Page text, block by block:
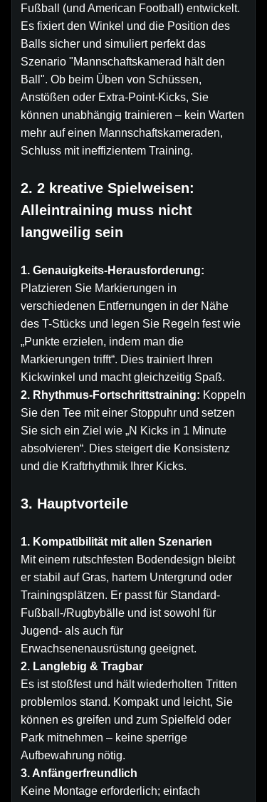
Fußball (und American Football) entwickelt.
Es fixiert den Winkel und die Position des
Balls sicher und simuliert perfekt das
Szenario "Mannschaftskamerad hält den
Ball". Ob beim Üben von Schüssen,
Anstößen oder Extra-Point-Kicks, Sie
können unabhängig trainieren – kein Warten
mehr auf einen Mannschaftskameraden,
Schluss mit ineffizientem Training.
2. 2 kreative Spielweisen:
Alleintraining muss nicht
langweilig sein
1. Genauigkeits-Herausforderung:
Platzieren Sie Markierungen in
verschiedenen Entfernungen in der Nähe
des T-Stücks und legen Sie Regeln fest wie
„Punkte erzielen, indem man die
Markierungen trifft“. Dies trainiert Ihren
Kickwinkel und macht gleichzeitig Spaß.
2. Rhythmus-Fortschrittstraining: Koppeln
Sie den Tee mit einer Stoppuhr und setzen
Sie sich ein Ziel wie „N Kicks in 1 Minute
absolvieren“. Dies steigert die Konsistenz
und die Kraftrhythmik Ihrer Kicks.
3. Hauptvorteile
1. Kompatibilität mit allen Szenarien
Mit einem rutschfesten Bodendesign bleibt
er stabil auf Gras, hartem Untergrund oder
Trainingsplätzen. Er passt für Standard-
Fußball-/Rugbybälle und ist sowohl für
Jugend- als auch für
Erwachsenenausrüstung geeignet.
2. Langlebig & Tragbar
Es ist stoßfest und hält wiederholten Tritten
problemlos stand. Kompakt und leicht, Sie
können es greifen und zum Spielfeld oder
Park mitnehmen – keine sperrige
Aufbewahrung nötig.
3. Anfängerfreundlich
Keine Montage erforderlich; einfach